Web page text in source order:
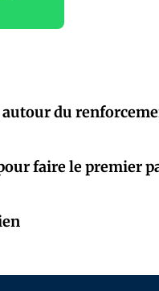
du
faire le premier